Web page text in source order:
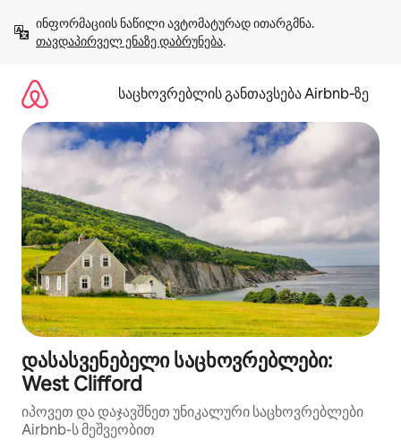
გადასვლა
თავდაპირველ ენაზე დაბრუნება.
საცხოვრებლის განთავსება Airbnb‑ზე
დასასვენებელი საცხოვრებლები:
West Clifford
იპოვეთ და დაჯავშნეთ უნიკალური საცხოვრებლები
Airbnb-ს მეშვეობით